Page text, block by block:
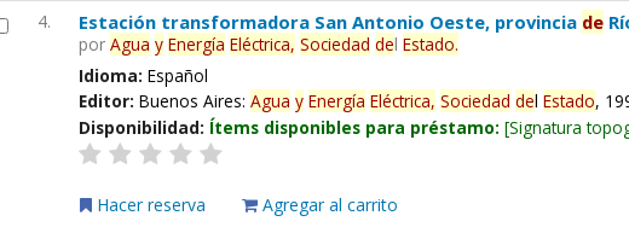
4. Estación transformadora San Antonio Oeste, provincia de
porAgua y Energía Eléctrica, Sociedad delEstado.
Idioma:Español
Editor:Buenos Aires:Agua y Energía Eléctrica, Sociedad delEstado,
Disponibilidad: Ítems disponibles para préstamo: Signatura
Hacer reserva Agregar al carrito